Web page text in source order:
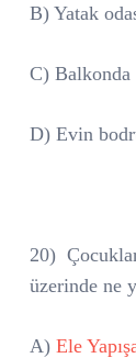
B) Yatak
C) Balkonda
D) Evin
20)
üzerinde ne
A) Ele